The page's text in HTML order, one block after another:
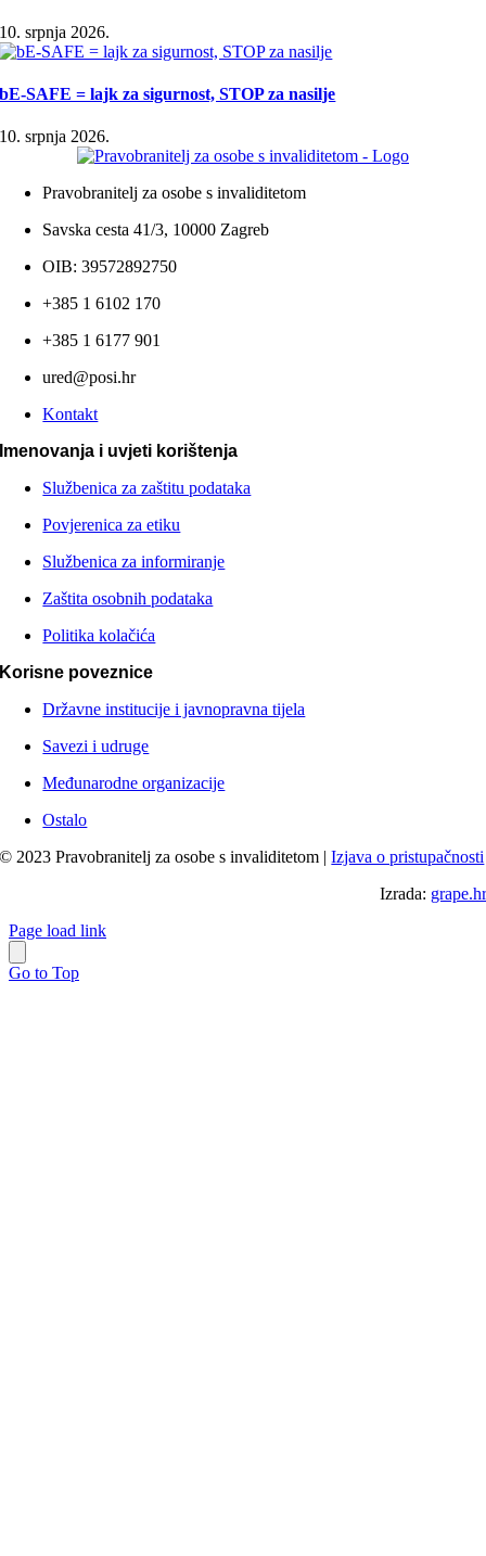
10. srpnja 2026.
bE-SAFE = lajk za sigurnost, STOP za nasilje
10. srpnja 2026.
Pravobranitelj za osobe s invaliditetom
Savska cesta 41/3, 10000 Zagreb
OIB: 39572892750
+385 1 6102 170
+385 1 6177 901
ured@posi.hr
Kontakt
Imenovanja i uvjeti korištenja
Službenica za zaštitu podataka
Povjerenica za etiku
Službenica za informiranje
Zaštita osobnih podataka
Politika kolačića
Korisne poveznice
Državne institucije i javnopravna tijela
Savezi i udruge
Međunarodne organizacije
Ostalo
© 2023 Pravobranitelj za osobe s invaliditetom |Izjava o pristupačnosti
Izrada: grape.hr
Page load link
Go to Top